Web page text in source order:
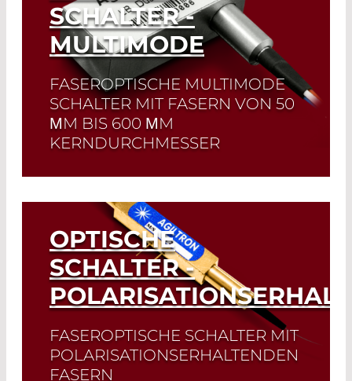
SCHALTER -
MULTIMODE
FASEROPTISCHE MULTIMODE
SCHALTER MIT FASERN VON 50
ΜM BIS 600 ΜM
KERNDURCHMESSER
Read More
OPTISCHE
SCHALTER -
FASEROPTISCHE SCHALTER MIT
POLARISATIONSERHALTENDEN
FASERN